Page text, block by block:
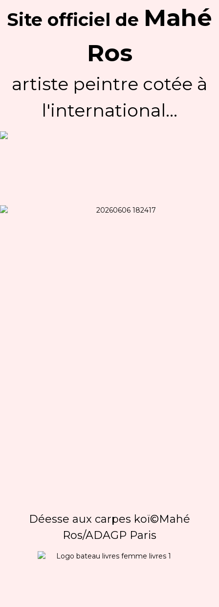
Site officiel de Mahé
Ros
artiste peintre cotée à
l'international...
Déesse aux carpes koï©Mahé
Ros/ADAGP Paris